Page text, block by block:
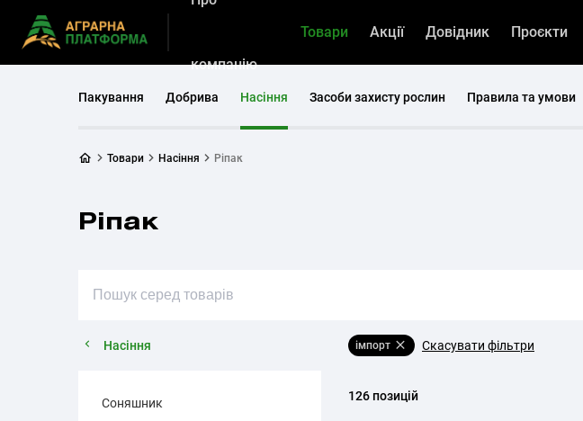
компанію
Товари Акції Довідник Проєкти
Пакування Добрива Насіння Засоби захисту рослин Правила та умови
Товари Насіння Ріпак
Ріпак
Насіння
Соняшник
імпорт Скасувати фільтри
126 позицій